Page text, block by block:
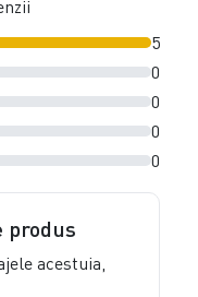
5
0
0
0
0
produs
acestuia,